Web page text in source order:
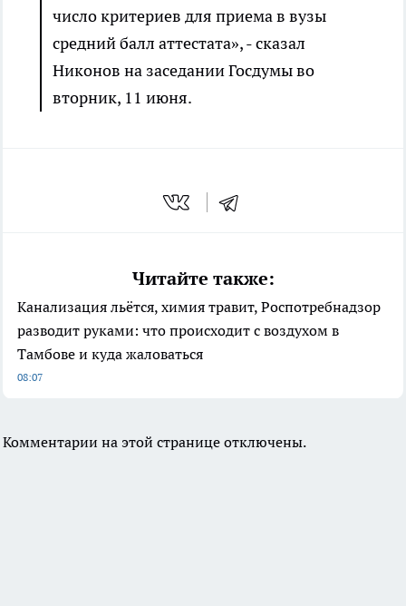
число критериев для приема в вузы
средний балл аттестата», - сказал
Никонов на заседании Госдумы во
вторник, 11 июня.
Читайте также:
Канализация льётся, химия травит, Роспотребнадзор
разводит руками: что происходит с воздухом в
Тамбове и куда жаловаться
08:07
Комментарии на этой странице отключены.